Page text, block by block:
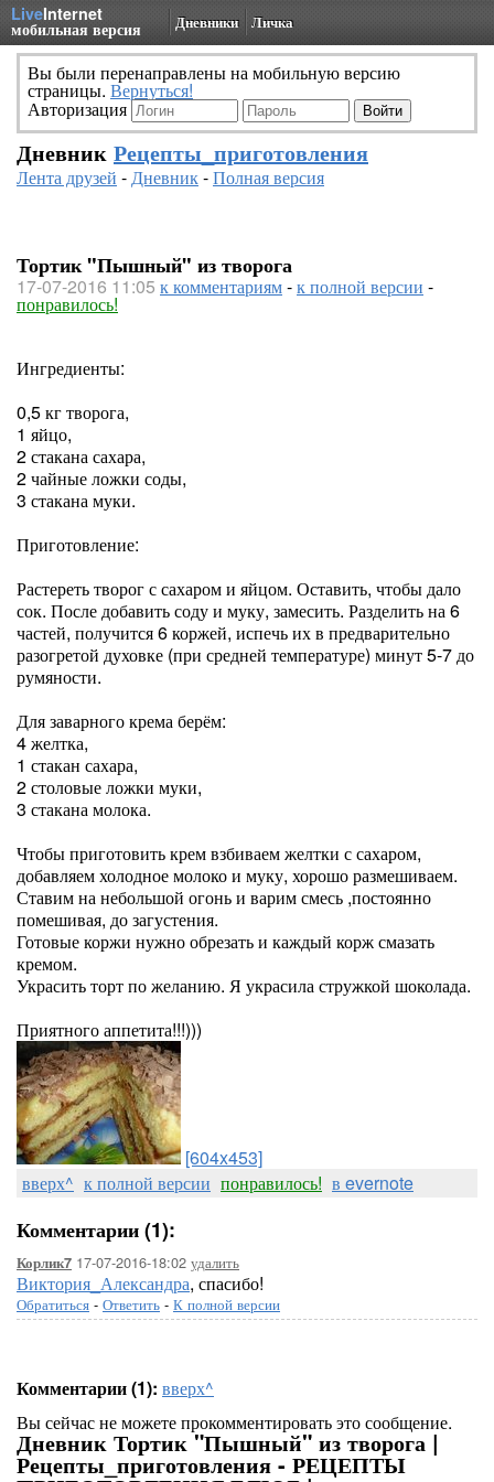
LiveInternet
мобильная версия Дневники Личка
Вы были перенаправлены на мобильную версию
страницы. Вернуться!
Авторизация
Дневник Рецепты_приготовления
Лента друзей -Дневник-Полная версия
Тортик "Пышный" из творога
17-07-2016 11:05 к комментариям-к полной версии -
понравилось!
Ингредиенты:
0,5 кг творога,
1 яйцо,
2 стакана сахара,
2 чайные ложки соды,
3 стакана муки.
Приготовление:
Растереть творог с сахаром и яйцом. Оставить, чтобы дало
сок. После добавить соду и муку, замесить. Разделить на 6
частей, получится 6 коржей, испечь их в предварительно
разогретой духовке (при средней температуре) минут 5-7 до
румяности.
Для заварного крема берём:
4 желтка,
1 стакан сахара,
2 столовые ложки муки,
3 стакана молока.
Чтобы приготовить крем взбиваем желтки с сахаром,
добавляем холодное молоко и муку, хорошо размешиваем.
Ставим на небольшой огонь и варим смесь ,постоянно
помешивая, до загустения.
Готовые коржи нужно обрезать и каждый корж смазать
кремом.
Украсить торт по желанию. Я украсила стружкой шоколада.
Приятного аппетита!!!)))
[604x453]
вверх^ к полной версии понравилось! в evernote
Комментарии (1):
Корлик7 17-07-2016-18:02 удалить
Виктория_Александра, спасибо!
Обратиться - Ответить - К полной версии
Комментарии (1): вверх^
Вы сейчас не можете прокомментировать это сообщение.
Дневник Тортик "Пышный" из творога |
Рецепты_приготовления - РЕЦЕПТЫ